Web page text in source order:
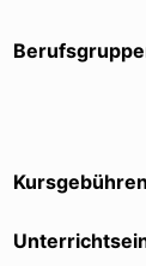
Kursgebühren